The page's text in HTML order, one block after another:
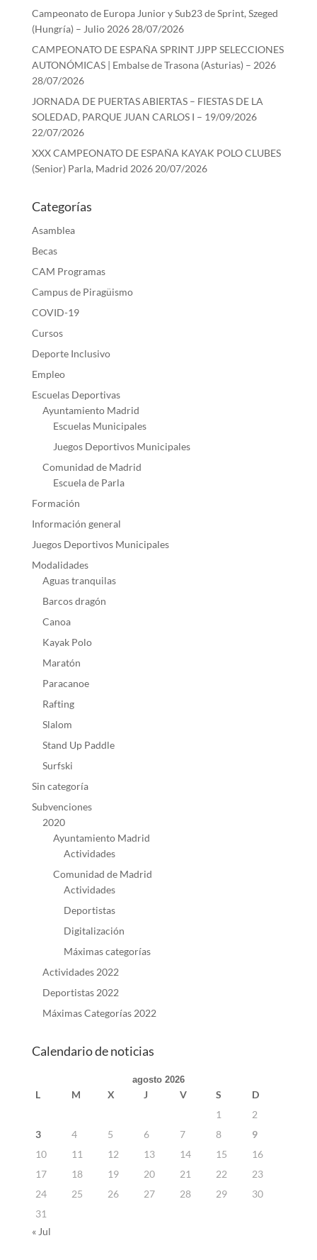
Campeonato de Europa Junior y Sub23 de Sprint, Szeged
(Hungría) – Julio 2026 28/07/2026
CAMPEONATO DE ESPAÑA SPRINT JJPP SELECCIONES
AUTONÓMICAS | Embalse de Trasona (Asturias) – 2026
28/07/2026
JORNADA DE PUERTAS ABIERTAS – FIESTAS DE LA
SOLEDAD, PARQUE JUAN CARLOS I – 19/09/2026
22/07/2026
XXX CAMPEONATO DE ESPAÑA KAYAK POLO CLUBES
(Senior) Parla, Madrid 2026 20/07/2026
Categorías
Asamblea
Becas
CAM Programas
Campus de Piragüismo
COVID-19
Cursos
Deporte Inclusivo
Empleo
Escuelas Deportivas
Ayuntamiento Madrid
Escuelas Municipales
Juegos Deportivos Municipales
Comunidad de Madrid
Escuela de Parla
Formación
Información general
Juegos Deportivos Municipales
Modalidades
Aguas tranquilas
Barcos dragón
Canoa
Kayak Polo
Maratón
Paracanoe
Rafting
Slalom
Stand Up Paddle
Surfski
Sin categoría
Subvenciones
2020
Ayuntamiento Madrid
Actividades
Comunidad de Madrid
Actividades
Deportistas
Digitalización
Máximas categorías
Actividades 2022
Deportistas 2022
Máximas Categorías 2022
Calendario de noticias
agosto 2026
L M X J V S
D
1
2
3
4 5 6 7 8
9
10
11 12 13 14 15
16
17
18 19 20 21 22
23
24
25 26 27 28 29
30
31
« Jul